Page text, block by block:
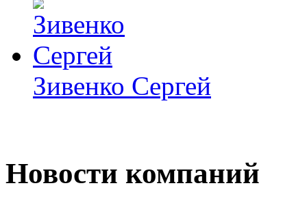
Зивенко Сергей
Новости компаний